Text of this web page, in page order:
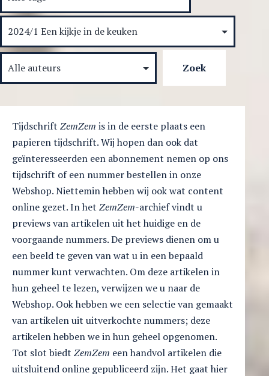
Tijdschrift ZemZem is in de eerste plaats een
papieren tijdschrift. Wij hopen dan ook dat
geïnteresseerden een abonnement nemen op ons
tijdschrift of een nummer bestellen in onze
Webshop. Niettemin hebben wij ook wat content
online gezet. In het ZemZem-archief vindt u
previews van artikelen uit het huidige en de
voorgaande nummers. De previews dienen om u
een beeld te geven van wat u in een bepaald
nummer kunt verwachten. Om deze artikelen in
hun geheel te lezen, verwijzen we u naar de
Webshop. Ook hebben we een selectie van gemaakt
van artikelen uit uitverkochte nummers; deze
artikelen hebben we in hun geheel opgenomen.
Tot slot biedt ZemZem een handvol artikelen die
uitsluitend online gepubliceerd zijn. Het gaat hier